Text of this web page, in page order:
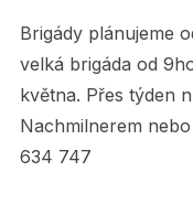
Brigády plánujeme
velká brigáda od
května. Přes týden
Nachmilnerem
634 747